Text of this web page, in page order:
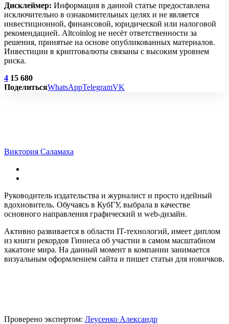
Дисклеймер: Информация в данной статье предоставлена
исключительно в ознакомительных целях и не является
инвестиционной, финансовой, юридической или налоговой
рекомендацией. Altcoinlog не несёт ответственности за
решения, принятые на основе опубликованных материалов.
Инвестиции в криптовалюты связаны с высоким уровнем
риска.
4 15 680
ПоделитьсяWhatsAppTelegramVK
Виктория Саламаха
Руководитель издательства и журналист и просто идейный
вдохновитель. Обучаясь в КубГУ, выбрала в качестве
основного направления графический и web-дизайн.
Активно развивается в области IT-технологий, имеет диплом
из книги рекордов Гиннеса об участии в самом масштабном
хакатоне мира. На данный момент в компании занимается
визуальным оформлением сайта и пишет статьи для новичков.
Проверено экспертом: Леусенко Александр